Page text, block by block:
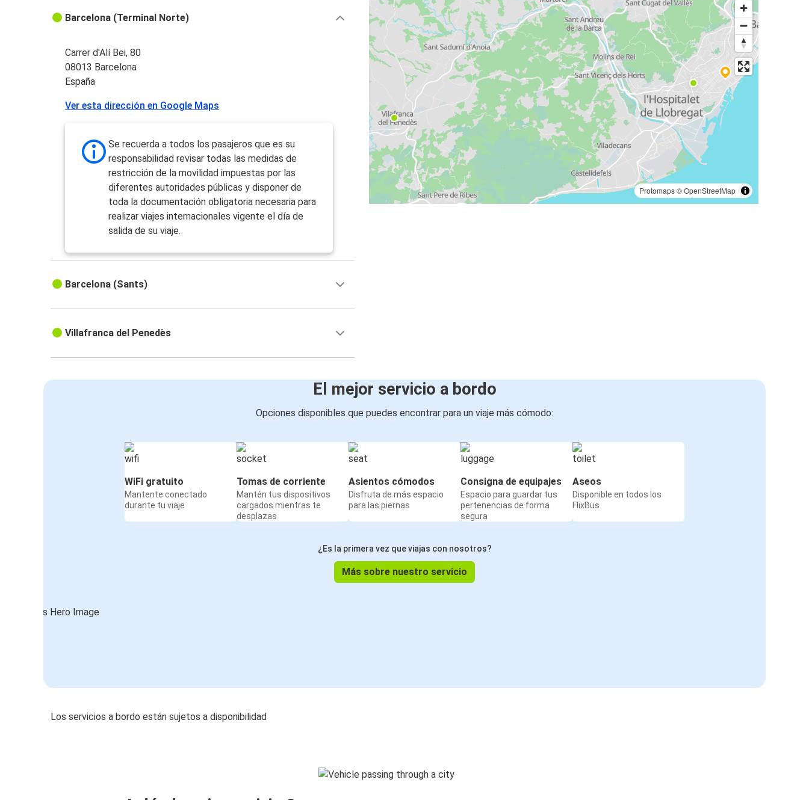
Protomaps©OpenStreetMap
Barcelona (Terminal Norte)
Carrer d'Alí Bei, 80
08013 Barcelona
España
Ver esta dirección en Google Maps
Se recuerda a todos los pasajeros que es su
responsabilidad revisar todas las medidas de
restricción de la movilidad impuestas por las
diferentes autoridades públicas y disponer de
toda la documentación obligatoria necesaria para
realizar viajes internacionales vigente el día de
salida de su viaje.
Barcelona (Sants)
Villafranca del Penedès
El mejor servicio a bordo
Opciones disponibles que puedes encontrar para un viaje más cómodo:
WiFi gratuito
Mantente conectado
durante tu viaje
Tomas de corriente
Mantén tus dispositivos
cargados mientras te
desplazas
Asientos cómodos
Disfruta de más espacio
para las piernas
Consigna de equipajes
Espacio para guardar tus
pertenencias de forma
segura
Aseos
Disponible en todos los
FlixBus
¿Es la primera vez que viajas con nosotros?
Más sobre nuestro servicio
Los servicios a bordo están sujetos a disponibilidad